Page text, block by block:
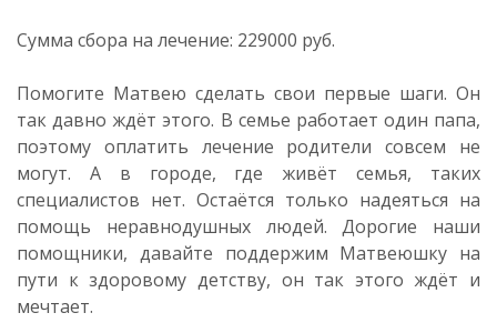
Сумма сбора на лечение: 229000 руб.
Помогите Матвею сделать свои первые шаги. Он
так давно ждёт этого. В семье работает один папа,
поэтому оплатить лечение родители совсем не
могут. А в городе, где живёт семья, таких
специалистов нет. Остаётся только надеяться на
помощь неравнодушных людей. Дорогие наши
помощники, давайте поддержим Матвеюшку на
пути к здоровому детству, он так этого ждёт и
мечтает.